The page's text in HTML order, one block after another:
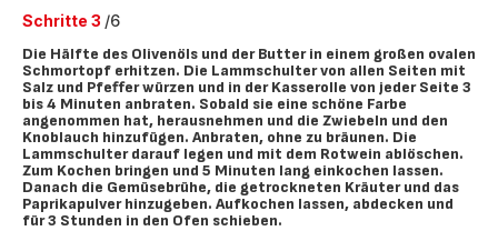
Schritte 3 /6
Die Hälfte des Olivenöls und der Butter in einem großen ovalen
Schmortopf erhitzen. Die Lammschulter von allen Seiten mit
Salz und Pfeffer würzen und in der Kasserolle von jeder Seite 3
bis 4 Minuten anbraten. Sobald sie eine schöne Farbe
angenommen hat, herausnehmen und die Zwiebeln und den
Knoblauch hinzufügen. Anbraten, ohne zu bräunen. Die
Lammschulter darauf legen und mit dem Rotwein ablöschen.
Zum Kochen bringen und 5 Minuten lang einkochen lassen.
Danach die Gemüsebrühe, die getrockneten Kräuter und das
Paprikapulver hinzugeben. Aufkochen lassen, abdecken und
für 3 Stunden in den Ofen schieben.